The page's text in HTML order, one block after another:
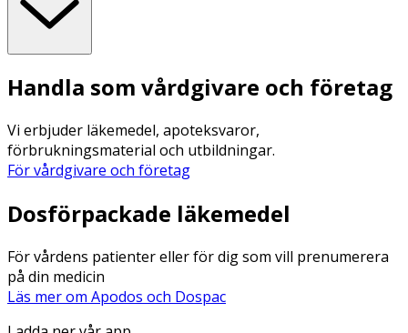
Handla som vårdgivare och företag
Vi erbjuder läkemedel, apoteksvaror,
förbrukningsmaterial och utbildningar.
För vårdgivare och företag
Dosförpackade läkemedel
För vårdens patienter eller för dig som vill prenumerera
på din medicin
Läs mer om Apodos och Dospac